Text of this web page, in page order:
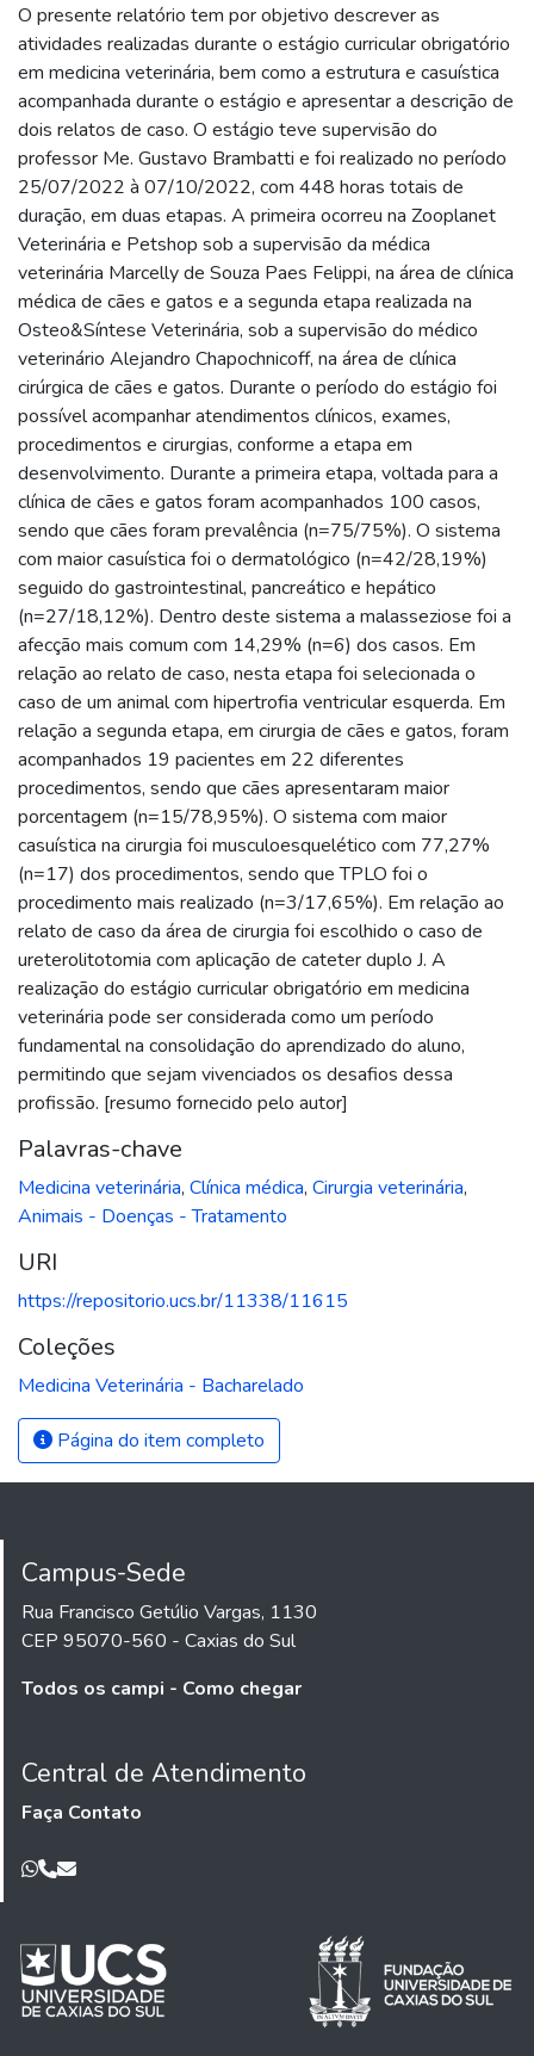
O presente relatório tem por objetivo descrever as
atividades realizadas durante o estágio curricular obrigatório
em medicina veterinária, bem como a estrutura e casuística
acompanhada durante o estágio e apresentar a descrição de
dois relatos de caso. O estágio teve supervisão do
professor Me. Gustavo Brambatti e foi realizado no período
25/07/2022 à 07/10/2022, com 448 horas totais de
duração, em duas etapas. A primeira ocorreu na Zooplanet
Veterinária e Petshop sob a supervisão da médica
veterinária Marcelly de Souza Paes Felippi, na área de clínica
médica de cães e gatos e a segunda etapa realizada na
Osteo&Síntese Veterinária, sob a supervisão do médico
veterinário Alejandro Chapochnicoff, na área de clínica
cirúrgica de cães e gatos. Durante o período do estágio foi
possível acompanhar atendimentos clínicos, exames,
procedimentos e cirurgias, conforme a etapa em
desenvolvimento. Durante a primeira etapa, voltada para a
clínica de cães e gatos foram acompanhados 100 casos,
sendo que cães foram prevalência (n=75/75%). O sistema
com maior casuística foi o dermatológico (n=42/28,19%)
seguido do gastrointestinal, pancreático e hepático
(n=27/18,12%). Dentro deste sistema a malasseziose foi a
afecção mais comum com 14,29% (n=6) dos casos. Em
relação ao relato de caso, nesta etapa foi selecionada o
caso de um animal com hipertrofia ventricular esquerda. Em
relação a segunda etapa, em cirurgia de cães e gatos, foram
acompanhados 19 pacientes em 22 diferentes
procedimentos, sendo que cães apresentaram maior
porcentagem (n=15/78,95%). O sistema com maior
casuística na cirurgia foi musculoesquelético com 77,27%
(n=17) dos procedimentos, sendo que TPLO foi o
procedimento mais realizado (n=3/17,65%). Em relação ao
relato de caso da área de cirurgia foi escolhido o caso de
ureterolitotomia com aplicação de cateter duplo J. A
realização do estágio curricular obrigatório em medicina
veterinária pode ser considerada como um período
fundamental na consolidação do aprendizado do aluno,
permitindo que sejam vivenciados os desafios dessa
profissão. [resumo fornecido pelo autor]
Palavras-chave
Medicina veterinária, Clínica médica, Cirurgia veterinária,
Animais - Doenças - Tratamento
URI
https://repositorio.ucs.br/11338/11615
Coleções
Medicina Veterinária - Bacharelado
Página do item completo
Campus-Sede
Rua Francisco Getúlio Vargas, 1130
CEP 95070-560 - Caxias do Sul
Todos os campi - Como chegar
Central de Atendimento
Faça Contato